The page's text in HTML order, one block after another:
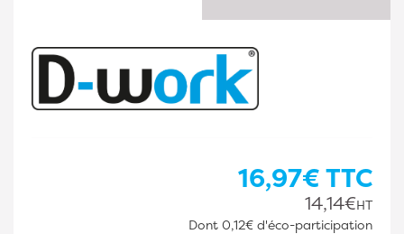
16,97€TTC
14,14€HT
Dont 0,12€ d'éco-participation